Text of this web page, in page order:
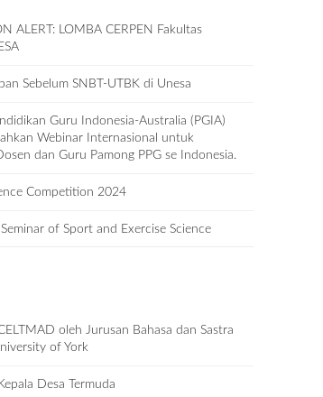
ALERT: LOMBA CERPEN Fakultas
Sebelum SNBT-UTBK di Unesa
Guru Indonesia-Australia (PGIA)
Webinar Internasional untuk
dan Guru Pamong PPG se Indonesia.
Competition 2024
of Sport and Exercise Science
oleh Jurusan Bahasa dan Sastra
of York
Desa Termuda